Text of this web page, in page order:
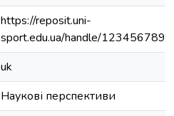
https://reposit.uni-
sport.edu.ua/handle/
uk
Наукові перспективи